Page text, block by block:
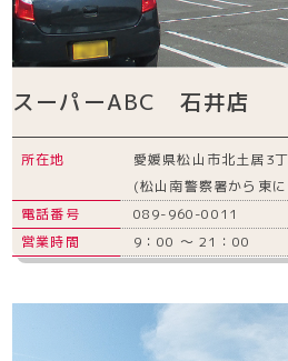
スーパーABC 石井店
所在地
愛媛県松山市北土居3
(松山南警察署から東
電話番号
089-960-0011
営業時間
9：00 ～ 21：00